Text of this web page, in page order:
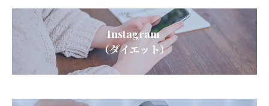
Instagram
（ダイエット）